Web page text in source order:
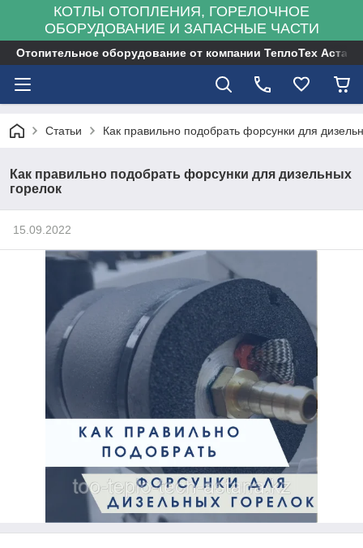
КОТЛЫ ОТОПЛЕНИЯ, ГОРЕЛОЧНОЕ
ОБОРУДОВАНИЕ И ЗАПАСНЫЕ ЧАСТИ
Отопительное оборудование от компании ТеплоТех Астана
Статьи Как правильно подобрать форсунки для
Как правильно подобрать форсунки для дизельных
горелок
15.09.2022